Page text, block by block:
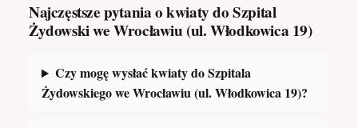
Najczęstsze pytania o kwiaty do Szpital
Żydowski we Wrocławiu (ul. Włodkowica 19)
Czy mogę wysłać kwiaty do Szpitala
Żydowskiego we Wrocławiu (ul. Włodkowica 19)?